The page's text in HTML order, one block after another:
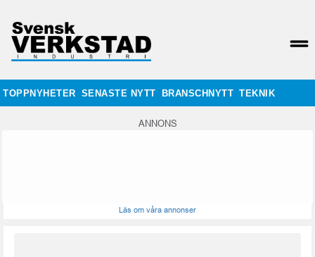
TOPPNYHETER SENASTE NYTT BRANSCHNYTT TEKNIK
ANNONS
Läs om våra annonser